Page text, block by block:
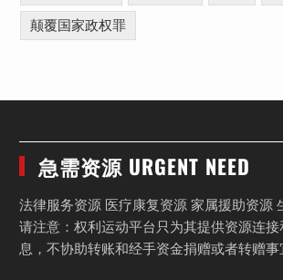
颠覆国家政权罪
急需资源 URGENT NEED
法律服务资源 医疗康复资源 家属援助资源
请注意：权利运动平台只为其提供资源连
息，不协助转账和经手资金捐赠或者转赠事